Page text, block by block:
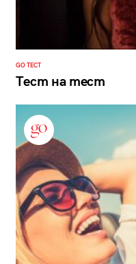
GO ТЕСТ
Тест на тест